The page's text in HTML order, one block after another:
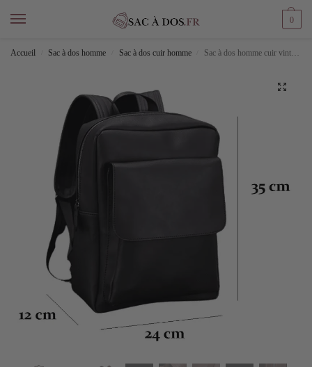
0
Accueil Sac à dos homme Sac à dos cuir homme Sac à dos homme cuir vintage